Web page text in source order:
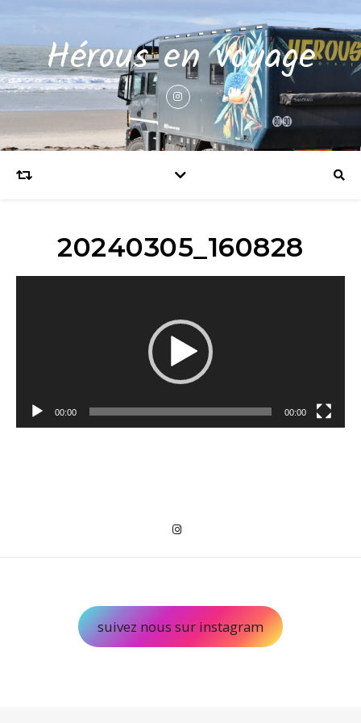
Hérous en voyage
20240305_160828
00:00 00:00
suivez nous sur instagram